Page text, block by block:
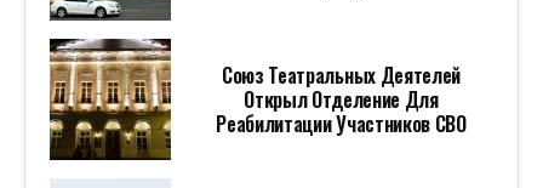
Союз Театральных Деятелей
Открыл Отделение Для
Реабилитации Участников СВО